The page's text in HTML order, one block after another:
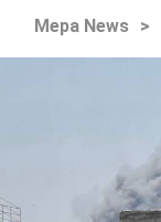
Mepa News >